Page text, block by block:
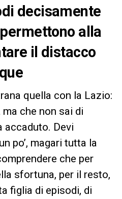
decisamente
alla
il distacco
quella con la Lazio:
che non sai di
accaduto. Devi
po’, magari tutta la
che per
sfortuna, per il resto,
figlia di episodi, di